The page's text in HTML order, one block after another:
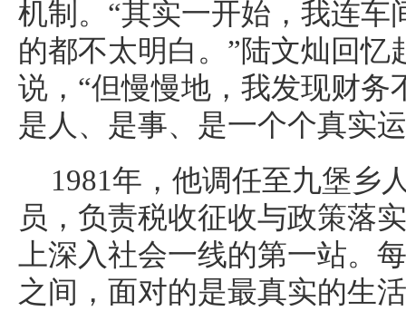
机制。“其实一开始，我连车
的都不太明白。”陆文灿回忆
说，“但慢慢地，我发现财务
是人、是事、是一个个真实
1981年，他调任至九堡乡
员，负责税收征收与政策落
上深入社会一线的第一站。
之间，面对的是最真实的生